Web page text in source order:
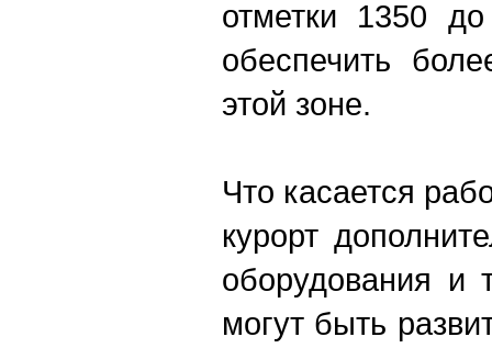
отметки 1350
обеспечить
этой зоне.
Что касается
курорт
оборудования и
могут быть